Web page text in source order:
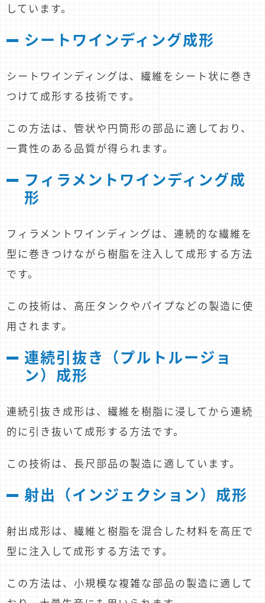
しています。
シートワインディング成形
シートワインディングは、繊維をシート状に巻き
つけて成形する技術です。
この方法は、管状や円筒形の部品に適しており、
一貫性のある品質が得られます。
フィラメントワインディング成
形
フィラメントワインディングは、連続的な繊維を
型に巻きつけながら樹脂を注入して成形する方法
です。
この技術は、高圧タンクやパイプなどの製造に使
用されます。
連続引抜き（プルトルージョ
ン）成形
連続引抜き成形は、繊維を樹脂に浸してから連続
的に引き抜いて成形する方法です。
この技術は、長尺部品の製造に適しています。
射出（インジェクション）成形
射出成形は、繊維と樹脂を混合した材料を高圧で
型に注入して成形する方法です。
この方法は、小規模な複雑な部品の製造に適して